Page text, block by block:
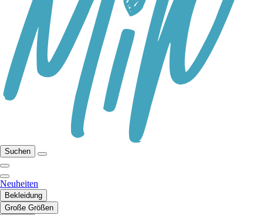
Suchen
Neuheiten
Bekleidung
Große Größen